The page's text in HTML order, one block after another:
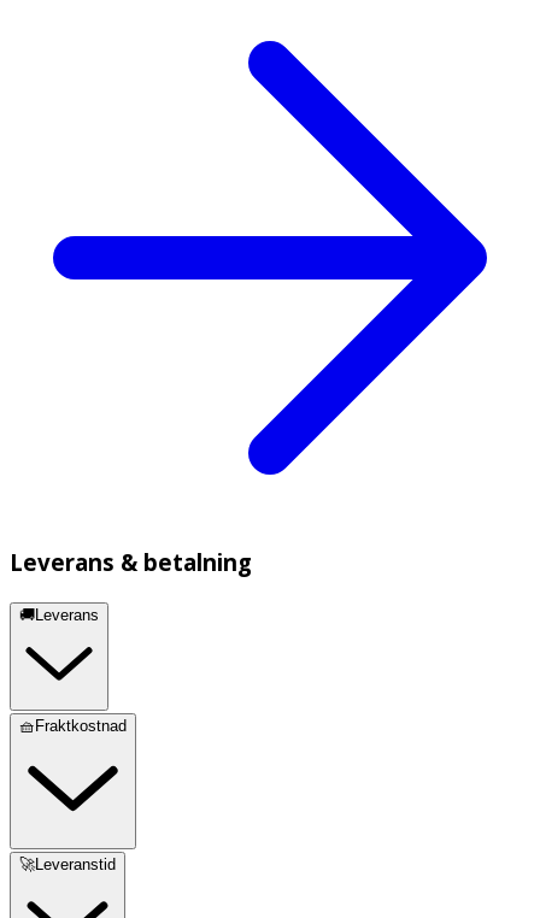
Leverans & betalning
🚚Leverans
🧺Fraktkostnad
🚀Leveranstid